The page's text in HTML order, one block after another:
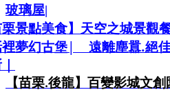
玻璃屋|
景點美食】天空之城景觀
夢幻古堡| 遠離塵囂.絕
【苗栗.後龍】百變影城文